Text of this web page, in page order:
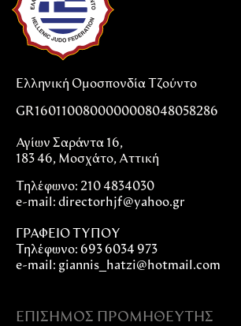
Ελληνική Ομοσπονδία Τζούντο
GR1601100800000008048058286
Αγίων Σαράντα 16,
183 46, Μοσχάτο, Αττική
Τηλέφωνο: 210 4834030
e-mail: directorhjf@yahoo.gr
ΓΡΑΦΕΙΟ ΤΥΠΟΥ
Τηλέφωνο: 693 6034 973
e-mail: giannis_hatzi@hotmail.com
ΕΠΊΣΗΜΟΣ ΠΡΟΜΗΘΕΥΤΉΣ